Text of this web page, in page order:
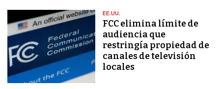
EE.UU.
FCC elimina límite de
audiencia que
restringía propiedad de
canales de televisión
locales